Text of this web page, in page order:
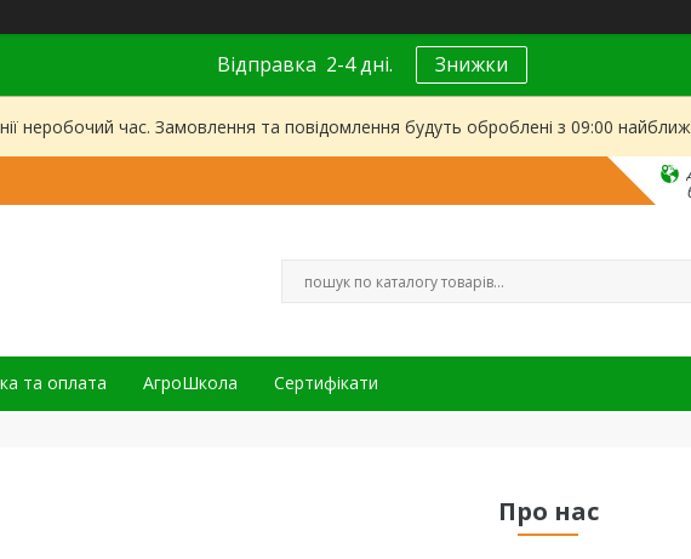
Відправка 2-4 дні. Знижки
неробочий час. Замовлення та повідомлення будуть оброблені з 09:00
та оплата АгроШкола Сертифікати
Про нас